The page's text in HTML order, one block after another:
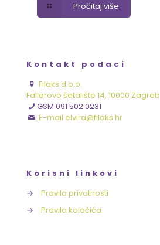
Pročitaj više
Kontakt podaci
Filaks d.o.o.
Fallerovo šetalište 14, 10000 Zagreb
GSM 091 502 0231
E-mail elvira@filaks.hr
Korisni linkovi
→
Pravila privatnosti
→
Pravila kolačića